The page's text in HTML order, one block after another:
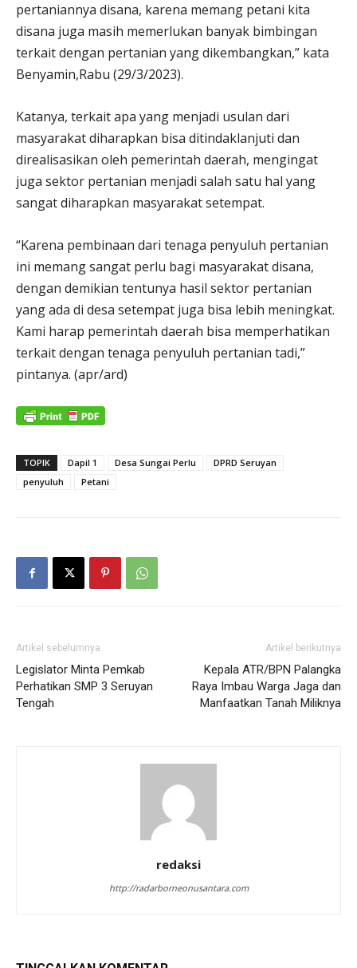
pertaniannya disana, karena memang petani kita
disana juga masih memerlukan banyak bimbingan
terkait dengan pertanian yang dikembangkan,” kata
Benyamin,Rabu (29/3/2023).
Katanya, terkait apa yang menjadi usulan dari
masyarakat diharapkan bisa ditindaklanjuti dan
direalisasikan oleh pemerintah daerah, mengingat
juga sektor pertanian menjadi salah satu hal yang
sangat diharapkan masyarakat setempat.
“Karena pembinaan dari tenaga penyuluh pertanian
ini memang sangat perlu bagi masyarakat disana,
dengan demikian tentunya hasil sektor pertanian
yang ada di desa setempat juga bisa lebih meningkat.
Kami harap pemerintah daerah bisa memperhatikan
terkait dengan tenaga penyuluh pertanian tadi,”
pintanya. (apr/ard)
TOPIK Dapil 1 Desa Sungai Perlu
DPRD Seruyan
penyuluh
Petani
Artikel sebelumnya
Legislator Minta Pemkab
Perhatikan SMP 3 Seruyan
Tengah
Artikel berikutnya
Kepala ATR/BPN Palangka
Raya Imbau Warga Jaga dan
Manfaatkan Tanah Miliknya
redaksi
http://radarborneonusantara.com